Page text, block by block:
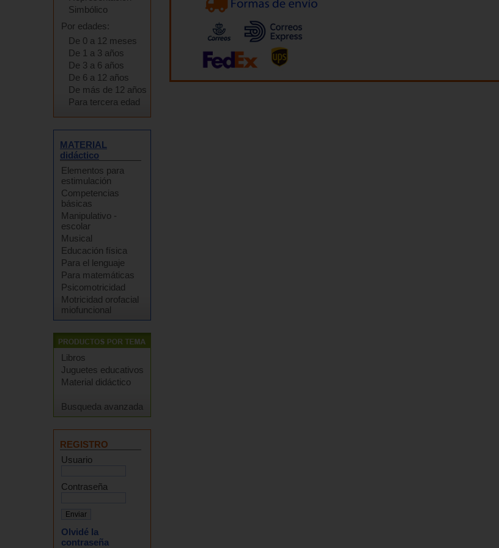
Simbólico
Por edades:
De 0 a 12 meses
De 1 a 3 años
De 3 a 6 años
De 6 a 12 años
De más de 12 años
Para tercera edad
MATERIAL
didáctico
Elementos para
estimulación
Competencias
básicas
Manipulativo -
escolar
Musical
Educación física
Para el lenguaje
Para matemáticas
Psicomotricidad
Motricidad orofacial
miofuncional
Libros
Juguetes educativos
Material didáctico
Busqueda avanzada
REGISTRO
Usuario
Contraseña
Olvidé la
contraseña